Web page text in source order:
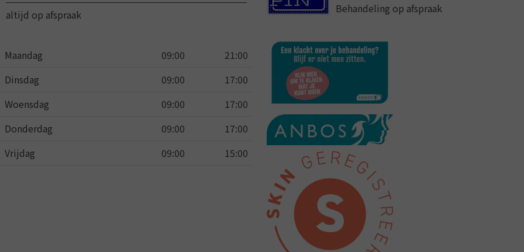
altijd op afspraak
Maandag 09:00
21:00
Dinsdag
09:00
17:00
Woensdag
09:00
17:00
Donderdag
09:00
17:00
Vrijdag
09:00 15:00
Behandeling op afspraak